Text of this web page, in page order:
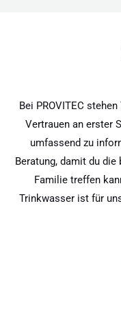
Bei PROVITEC
Vertrauen an erster
umfassend zu
Beratung, damit du
Familie treffen
Trinkwasser ist für